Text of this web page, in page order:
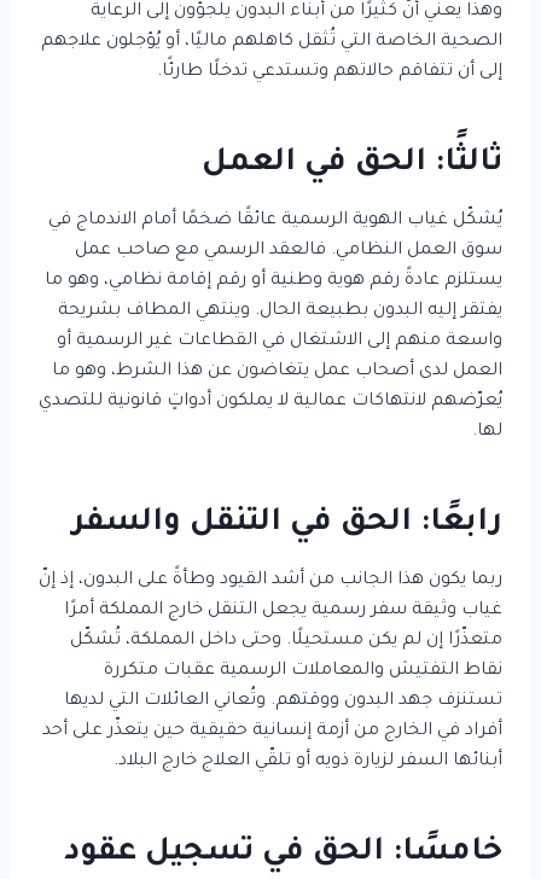
وهذا يعني أنّ كثيرًا من أبناء البدون يلجؤون إلى الرعاية
الصحية الخاصة التي تُثقل كاهلهم ماليًا، أو يُؤجلون علاجهم
إلى أن تتفاقم حالاتهم وتستدعي تدخلًا طارئًا.
ثالثًا: الحق في العمل
يُشكّل غياب الهوية الرسمية عائقًا ضخمًا أمام الاندماج في
سوق العمل النظامي. فالعقد الرسمي مع صاحب عمل
يستلزم عادةً رقم هوية وطنية أو رقم إقامة نظامي، وهو ما
يفتقر إليه البدون بطبيعة الحال. وينتهي المطاف بشريحة
واسعة منهم إلى الاشتغال في القطاعات غير الرسمية أو
العمل لدى أصحاب عمل يتغاضون عن هذا الشرط، وهو ما
يُعرّضهم لانتهاكات عمالية لا يملكون أدواتٍ قانونية للتصدي
لها.
رابعًا: الحق في التنقل والسفر
ربما يكون هذا الجانب من أشد القيود وطأةً على البدون، إذ إنّ
غياب وثيقة سفر رسمية يجعل التنقل خارج المملكة أمرًا
متعذّرًا إن لم يكن مستحيلًا. وحتى داخل المملكة، تُشكّل
نقاط التفتيش والمعاملات الرسمية عقبات متكررة
تستنزف جهد البدون ووقتهم. وتُعاني العائلات التي لديها
أفراد في الخارج من أزمة إنسانية حقيقية حين يتعذّر على أحد
أبنائها السفر لزيارة ذويه أو تلقّي العلاج خارج البلاد.
خامسًا: الحق في تسجيل عقود